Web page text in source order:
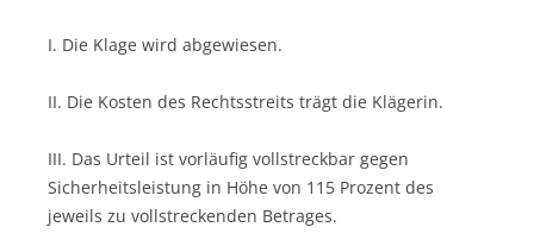
I. Die Klage wird abgewiesen.
II. Die Kosten des Rechtsstreits trägt die Klägerin.
III. Das Urteil ist vorläufig vollstreckbar gegen
Sicherheitsleistung in Höhe von 115 Prozent des
jeweils zu vollstreckenden Betrages.